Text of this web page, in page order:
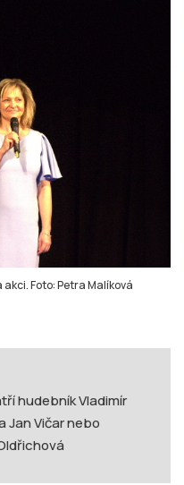
Foto: Petra Malíková
hudebník Vladimír
Jan Vičar nebo